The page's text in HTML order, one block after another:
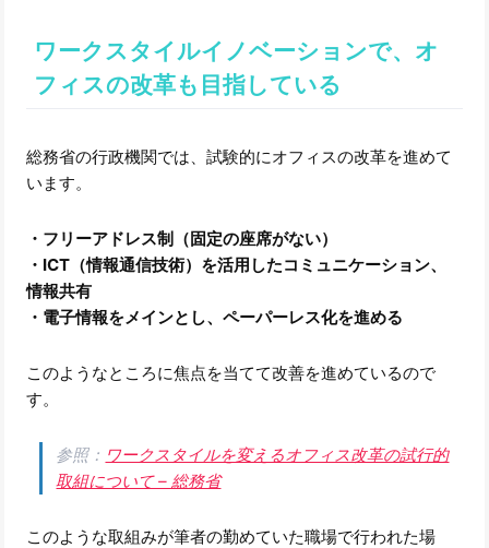
ワークスタイルイノベーションで、オ
フィスの改革も目指している
総務省の行政機関では、試験的にオフィスの改革を進めて
います。
・フリーアドレス制（固定の座席がない）
・ICT（情報通信技術）を活用したコミュニケーション、
情報共有
・電子情報をメインとし、ペーパーレス化を進める
このようなところに焦点を当てて改善を進めているので
す。
参照： ワークスタイルを変えるオフィス改革の試行的
取組について – 総務省
このような取組みが筆者の勤めていた職場で行われた場